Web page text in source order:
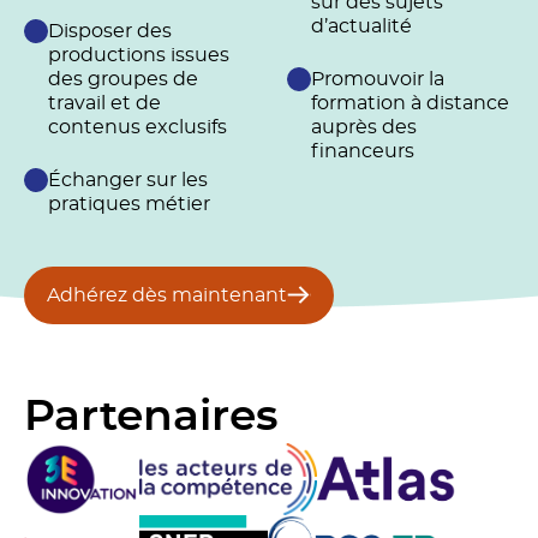
Disposer des
productions issues
des groupes de
travail et de
contenus exclusifs
Échanger sur les
pratiques métier
d’actualité
Promouvoir la
formation à distance
auprès des
financeurs
Adhérez dès maintenant
Partenaires